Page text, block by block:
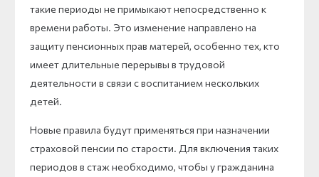
такие периоды не примыкают непосредственно к
времени работы. Это изменение направлено на
защиту пенсионных прав матерей, особенно тех, кто
имеет длительные перерывы в трудовой
деятельности в связи с воспитанием нескольких
детей.
Новые правила будут применяться при назначении
страховой пенсии по старости. Для включения таких
периодов в стаж необходимо, чтобы у гражданина